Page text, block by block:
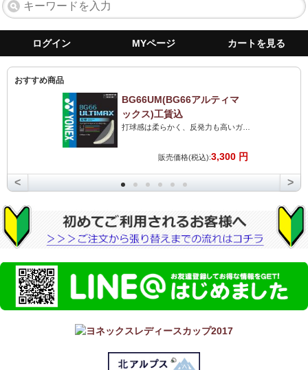
ログイン MYページ カートを見る
おすすめ商品
BG66UM(BG66アルティマ
ックス)工賃込
打球感は柔らかく、反発力も高いガット。打球音は最高のストリングです。力がない人にも最高です!
販売価格(税込):3,300 円
< >